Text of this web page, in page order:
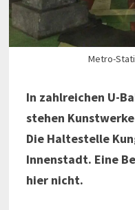
Metro-
In zahlreichen U-
stehen
Die Haltestelle
Innenstadt. Eine
hier nicht.